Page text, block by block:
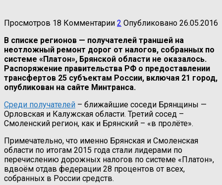
Просмотров 18 Комментарии 2 Опубликовано 26.05.2016
В списке регионов — получателей траншей на
неотложный ремонт дорог от налогов, собранных по
системе «Платон», Брянской области не оказалось.
Распоряжение правительства РФ о предоставлении
трансфертов 25 субъектам России, включая 21 город,
опубликован на сайте Минтранса.
Среди получателей – ближайшие соседи Брянщины —
Орловская и Калужская области. Третий сосед –
Смоленский регион, как и Брянский – «в пролёте».
Примечательно, что именно Брянская и Смоленская
области по итогам 2015 года стали лидерами по
перечислению дорожных налогов по системе «Платон»,
вдвоём отдав федерации 28 процентов от всех,
собранных в России средств.